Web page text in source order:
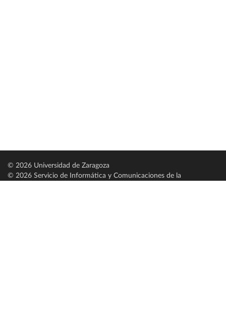
© 2026 Universidad de Zaragoza
© 2026 Servicio de Informática y Comunicaciones de la